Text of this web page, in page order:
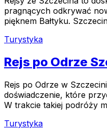
pragnących odkrywać
pięknem Bałtyku.
Turystyka
Rejs po Odrze
Rejs po Odrze w
doświadczenie, które
W trakcie takiej podróży
Turystyka